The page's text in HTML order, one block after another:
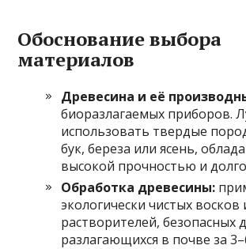
Обоснование выбора
материалов
Древесина и её
биоразлагаемых приборов.
использовать твердые
бук, береза или ясень,
высокой прочностью и
Обработка древесины:
экологически чистых восков
растворителей, безопасных
разлагающихся в почве за